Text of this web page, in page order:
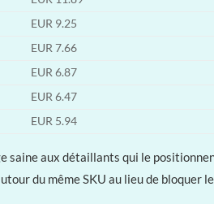
EUR 9.25
EUR 7.66
EUR 6.87
EUR 6.47
EUR 5.94
saine aux détaillants qui le
du même SKU au lieu de bloquer